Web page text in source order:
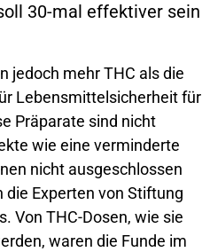
30-mal effektiver sein
jedoch mehr THC als die
Lebensmittelsicherheit für
Präparate sind nicht
wie eine verminderte
nicht ausgeschlossen
Experten von Stiftung
Von THC-Dosen, wie sie
waren die Funde im